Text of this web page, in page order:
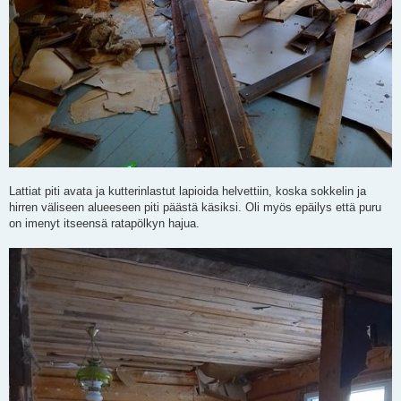
Lattiat piti avata ja kutterinlastut lapioida helvettiin, koska sokkelin ja
hirren väliseen alueeseen piti päästä käsiksi. Oli myös epäilys että puru
on imenyt itseensä ratapölkyn hajua.